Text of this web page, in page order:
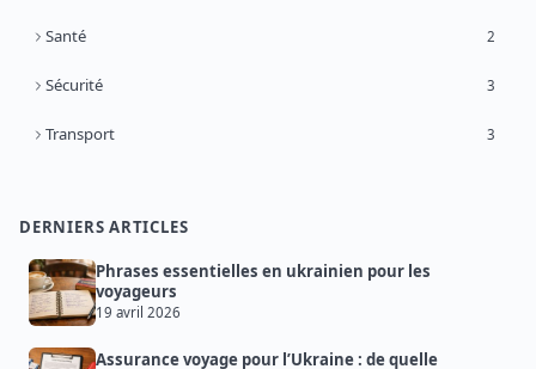
Santé 2
Sécurité 3
Transport 3
DERNIERS ARTICLES
Phrases essentielles en ukrainien pour les
voyageurs
19 avril 2026
Assurance voyage pour l’Ukraine : de quelle